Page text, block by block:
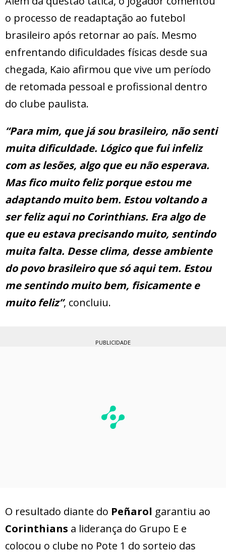
o processo de readaptação ao futebol
brasileiro após retornar ao país. Mesmo
enfrentando dificuldades físicas desde sua
chegada, Kaio afirmou que vive um período
de retomada pessoal e profissional dentro
do clube paulista.
“Para mim, que já sou brasileiro, não senti
muita dificuldade. Lógico que fui infeliz
com as lesões, algo que eu não esperava.
Mas fico muito feliz porque estou me
adaptando muito bem. Estou voltando a
ser feliz aqui no Corinthians. Era algo de
que eu estava precisando muito, sentindo
muita falta. Desse clima, desse ambiente
do povo brasileiro que só aqui tem. Estou
me sentindo muito bem, fisicamente e
muito feliz”, concluiu.
PUBLICIDADE
O resultado diante do Peñarol garantiu ao
Corinthians a liderança do Grupo E e
colocou o clube no Pote 1 do sorteio das